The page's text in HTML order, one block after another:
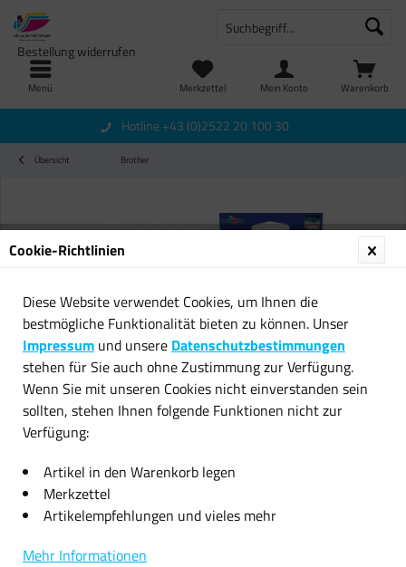
Menü Warenkorb
Merkzettel
Bestellung widerrufen
Mein Konto
Hotline +43 (0)2522 20 100 30
Übersicht Brother
Original Brother Tinte Patrone
LC985 magenta für DCP 125 140
315 515
11,08 € *
inkl. MwSt.zzgl. Versandkosten
Cookie-Richtlinien
Diese Website verwendet Cookies, um Ihnen die
bestmögliche Funktionalität bieten zu können. Unser
Impressum und unsere Datenschutzbestimmungen
stehen für Sie auch ohne Zustimmung zur Verfügung.
Wenn Sie mit unseren Cookies nicht einverstanden sein
sollten, stehen Ihnen folgende Funktionen nicht zur
Verfügung:
Artikel in den Warenkorb legen
Merkzettel
Artikelempfehlungen und vieles mehr
Mehr Informationen